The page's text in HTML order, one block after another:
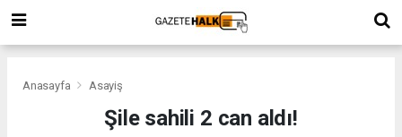
Anasayfa Asayiş
Şile sahili 2 can aldı!